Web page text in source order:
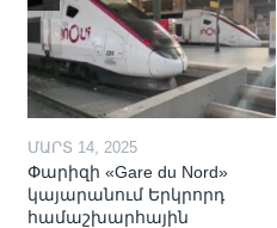
ՄԱՐՏ 14, 2025
Փարիզի «Gare du Nord»
կայարանում Երկրորդ
համաշխարհային